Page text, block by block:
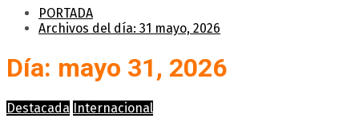
PORTADA
Archivos del día: 31 mayo, 2026
Día: mayo 31, 2026
Destacada Internacional